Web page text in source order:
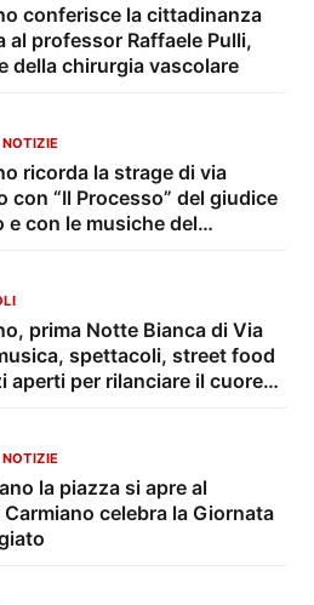
conferisce la cittadinanza
al professor Raffaele Pulli,
della chirurgia vascolare
ricorda la strage di via
con “Il Processo” del giudice
e con le musiche del
prima Notte Bianca di Via
spettacoli, street food
aperti per rilanciare il cuore
la piazza si apre al
celebra la Giornata